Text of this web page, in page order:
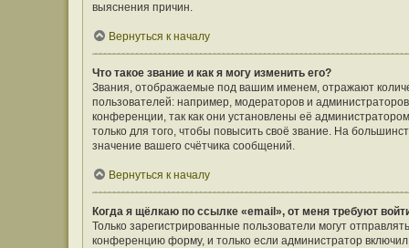
выяснения причин.
Вернуться к началу
Что такое звание и как я могу изменить его?
Звания, отображаемые под вашим именем, отражают
пользователей: например, модераторов и
конференции, так как они установлены её
только для того, чтобы повысить своё звание. На
значение вашего счётчика сообщений.
Вернуться к началу
Когда я щёлкаю по ссылке «email», от меня требуют
Только зарегистрированные пользователи могут
конференцию форму, и только если администратор